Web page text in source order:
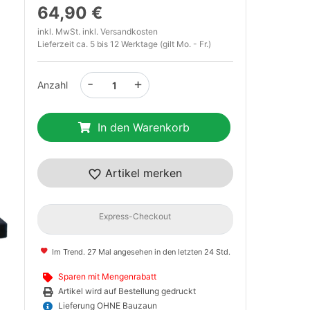
64,90 €
inkl. MwSt. inkl. Versandkosten
Lieferzeit ca. 5 bis 12 Werktage (gilt Mo. - Fr.)
Anzahl +
-
In den Warenkorb
Artikel merken
Express-Checkout
Im Trend. 27 Mal angesehen in den letzten 24 Std.
Sparen mit Mengenrabatt
Artikel wird auf Bestellung gedruckt
Lieferung OHNE Bauzaun